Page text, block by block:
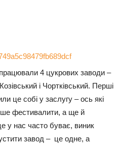
4 цукрових заводи –
і Чортківський. Перші
це собі у заслугу – ось які
фестивалити, а ще й
у нас часто буває, виник
завод – це одне, а